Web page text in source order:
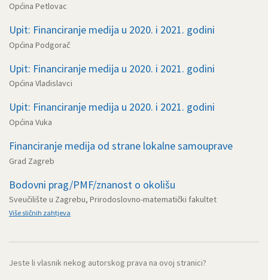
Općina Petlovac
Upit: Financiranje medija u 2020. i 2021. godini
Općina Podgorač
Upit: Financiranje medija u 2020. i 2021. godini
Općina Vladislavci
Upit: Financiranje medija u 2020. i 2021. godini
Općina Vuka
Financiranje medija od strane lokalne samouprave
Grad Zagreb
Bodovni prag/PMF/znanost o okolišu
Sveučilište u Zagrebu, Prirodoslovno-matematički fakultet
Više sličnih zahtjeva
Jeste li vlasnik nekog autorskog prava na ovoj stranici?